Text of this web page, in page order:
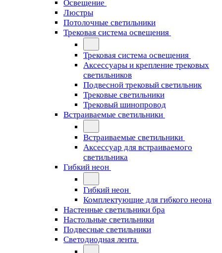
Освещение
Люстры
Потолочные светильники
Трековая система освещения
Трековая система освещения
Аксессуары и крепление трековых
светильников
Подвесной трековый светильник
Трековые светильники
Трековый шинопровод
Встраиваемые светильники
Встраиваемые светильники
Аксессуар для встраиваемого
светильника
Гибкий неон
Гибкий неон
Комплектующие для гибкого неона
Настенные светильники бра
Настольные светильники
Подвесные светильники
Светодиодная лента